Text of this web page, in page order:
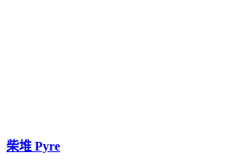
柴堆 Pyre